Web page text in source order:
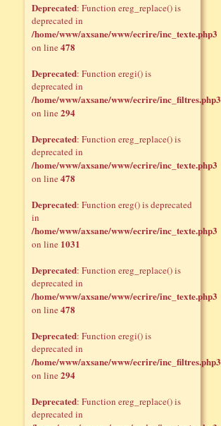
Deprecated: Function ereg_replace() is
deprecated in
/home/www/axsane/www/ecrire/inc_texte.php3
on line478
Deprecated: Function eregi() is
deprecated in
/home/www/axsane/www/ecrire/inc_filtres.php3
on line294
Deprecated: Function ereg_replace() is
deprecated in
/home/www/axsane/www/ecrire/inc_texte.php3
on line478
Deprecated: Function ereg() is deprecated
in
/home/www/axsane/www/ecrire/inc_texte.php3
on line 1031
Deprecated: Function ereg_replace() is
deprecated in
/home/www/axsane/www/ecrire/inc_texte.php3
on line478
Deprecated: Function eregi() is
deprecated in
/home/www/axsane/www/ecrire/inc_filtres.php3
on line294
Deprecated: Function ereg_replace() is
deprecated in